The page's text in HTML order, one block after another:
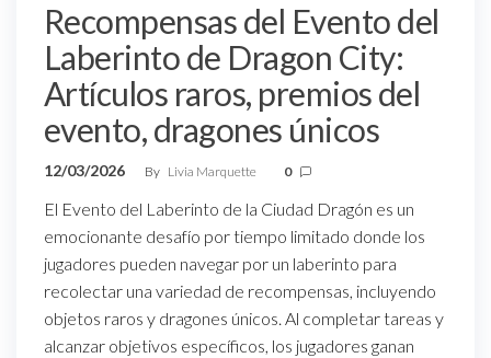
Recompensas del Evento del
Laberinto de Dragon City:
Artículos raros, premios del
evento, dragones únicos
12/03/2026 By Livia Marquette 0
El Evento del Laberinto de la Ciudad Dragón es un
emocionante desafío por tiempo limitado donde los
jugadores pueden navegar por un laberinto para
recolectar una variedad de recompensas, incluyendo
objetos raros y dragones únicos. Al completar tareas y
alcanzar objetivos específicos, los jugadores ganan